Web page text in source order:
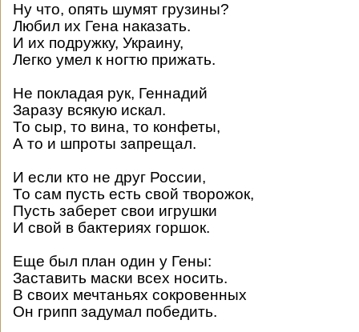
Ну что, опять шумят грузины?
Любил их Гена наказать.
И их подружку, Украину,
Легко умел к ногтю прижать.
Не покладая рук, Геннадий
Заразу всякую искал.
То сыр, то вина, то конфеты,
А то и шпроты запрещал.
И если кто не друг России,
То сам пусть есть свой творожок,
Пусть заберет свои игрушки
И свой в бактериях горшок.
Еще был план один у Гены:
Заставить маски всех носить.
В своих мечтаньях сокровенных
Он грипп задумал победить.